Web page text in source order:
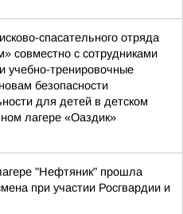
спасательного отряда
совместно с сотрудниками
учебно-тренировочные
безопасности
для детей в детском
лагере «Оаздик»
"Нефтяник" прошла
при участии Росгвардии и